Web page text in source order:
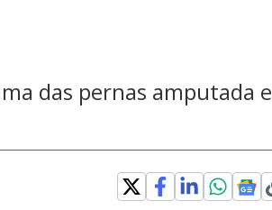
das pernas amputada e